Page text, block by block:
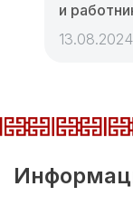
и
13.08.2024